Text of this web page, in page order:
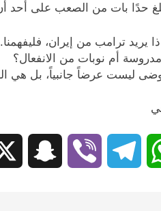
بلغ حدًا بات من الصعب على
يريد ترامب من إيران، فليفهمنا.
أم نوبات من الانفعال؟
ليست عرضاً جانبياً، بل هي
WhatsApp
Telegram
Viber